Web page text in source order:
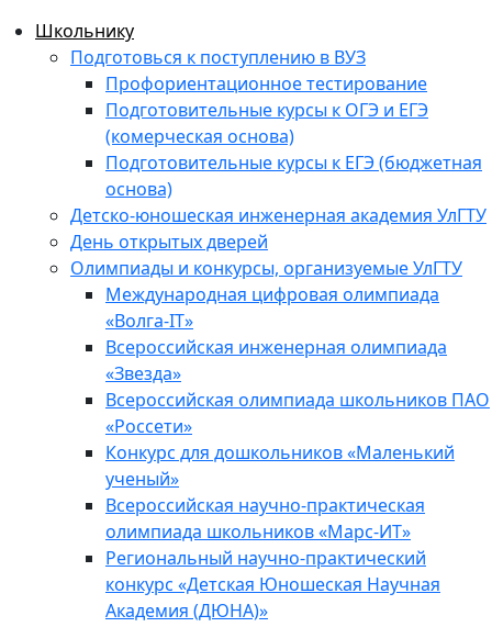
Школьнику
Подготовься к поступлению в ВУЗ
Профориентационное тестирование
Подготовительные курсы к ОГЭ и ЕГЭ
(комерческая основа)
Подготовительные курсы к ЕГЭ (бюджетная
основа)
Детско-юношеская инженерная академия УлГТУ
День открытых дверей
Олимпиады и конкурсы, организуемые УлГТУ
Международная цифровая олимпиада
«Волга-IT»
Всероссийская инженерная олимпиада
«Звезда»
Всероссийская олимпиада школьников ПАО
«Россети»
Конкурс для дошкольников «Маленький
ученый»
Всероссийская научно-практическая
олимпиада школьников «Марс-ИТ»
Региональный научно-практический
конкурс «Детская Юношеская Научная
Академия (ДЮНА)»